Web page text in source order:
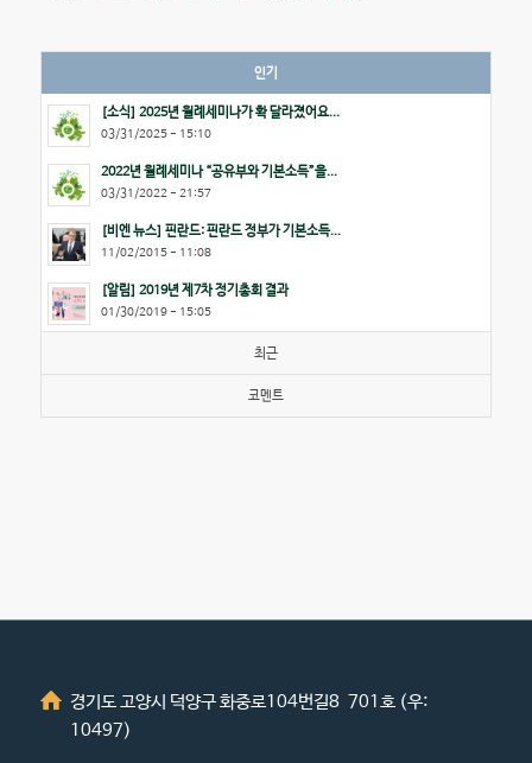
인기
[소식] 2025년 월례세미나가 확 달라졌어요...
03/31/2025 - 15:10
2022년 월례세미나 “공유부와 기본소득”을...
03/31/2022 - 21:57
[비엔 뉴스] 핀란드: 핀란드 정부가 기본소득...
11/02/2015 - 11:08
[알림] 2019년 제7차 정기총회 결과
01/30/2019 - 15:05
최근
코멘트
경기도 고양시 덕양구 화중로104번길8 701호 (우:
10497)